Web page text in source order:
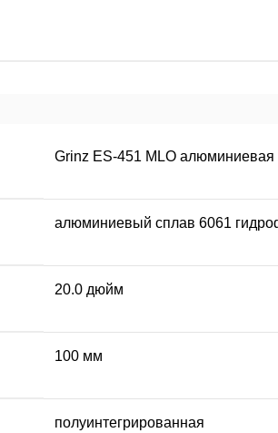
Grinz ES-451 MLO
алюминиевый сплав 6061
20.0 дюйм
100 мм
полуинтегрированная